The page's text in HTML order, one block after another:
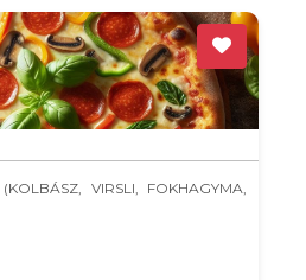
VIRSLI, FOKHAGYMA,